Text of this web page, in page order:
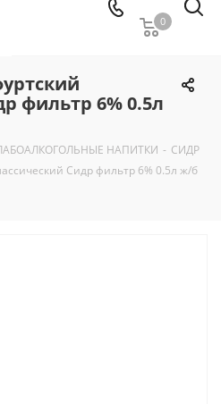
0
фильтр 6% 0.5л
НАПИТКИ - СИДР
Сидр фильтр 6% 0.5л ж/б